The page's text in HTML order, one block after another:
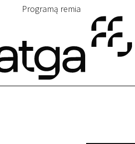
Programą remia